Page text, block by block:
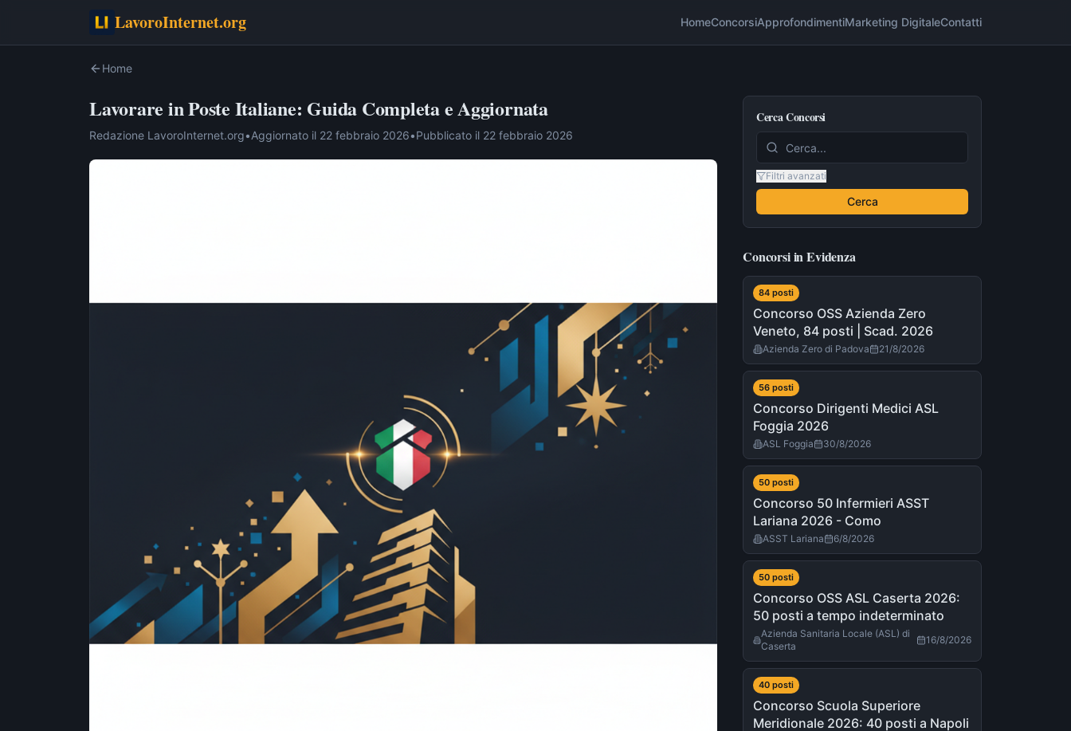
LavoroInternet.org HomeConcorsiApprofondimentiMarketing DigitaleContatti
Home
Lavorare in Poste Italiane: Guida Completa e Aggiornata
Redazione LavoroInternet.org•Aggiornato il 22 febbraio 2026•Pubblicato il 22 febbraio 2026
Cerca Concorsi
Filtri avanzati
Cerca
Concorsi in Evidenza
84 posti
Concorso OSS Azienda Zero
Veneto, 84 posti | Scad. 2026
Azienda Zero di Padova 21/8/2026
56 posti
Concorso Dirigenti Medici ASL
Foggia 2026
ASL Foggia 30/8/2026
50 posti
Concorso 50 Infermieri ASST
Lariana 2026 - Como
ASST Lariana 6/8/2026
50 posti
Concorso OSS ASL Caserta 2026:
50 posti a tempo indeterminato
Azienda Sanitaria Locale (ASL) di
Caserta
16/8/2026
40 posti
Concorso Scuola Superiore
Meridionale 2026: 40 posti a Napoli